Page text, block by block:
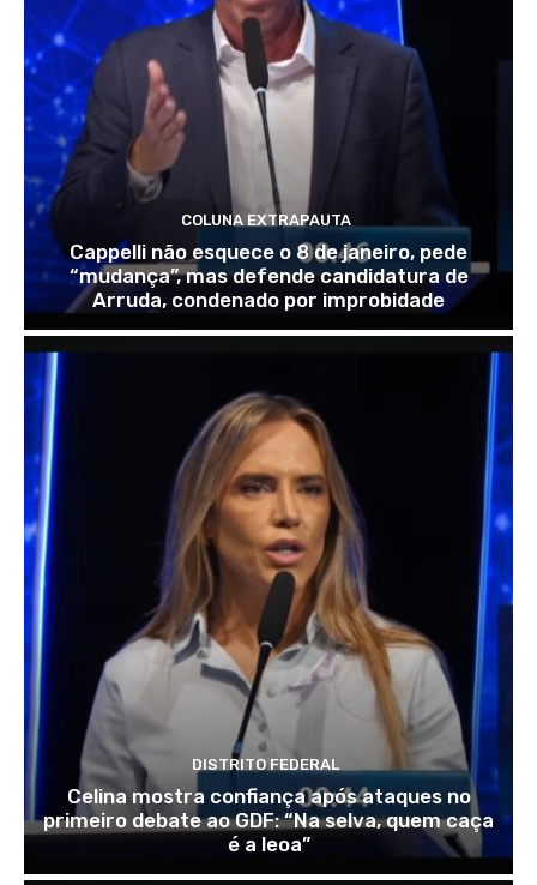
COLUNA EXTRAPAUTA
Cappelli não esquece o 8 de janeiro, pede
“mudança”, mas defende candidatura de
Arruda, condenado por improbidade
DISTRITO FEDERAL
Celina mostra confiança após ataques no
primeiro debate ao GDF: “Na selva, quem caça
é a leoa”